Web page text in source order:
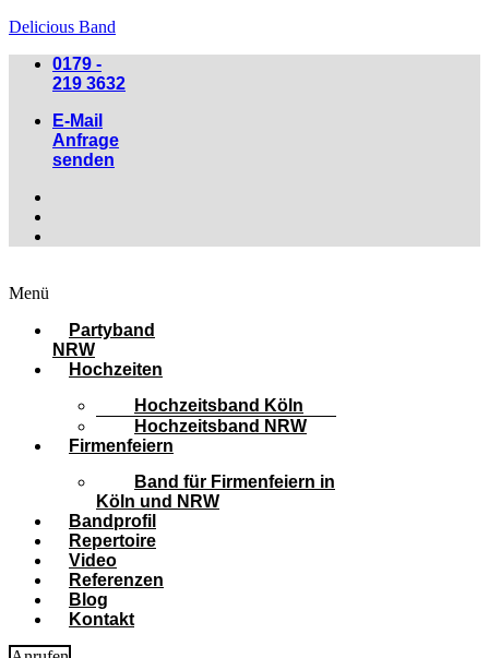
Delicious Band
0179 -
219 3632
E-Mail
Anfrage
senden
Menü
Partyband
NRW
Hochzeiten
Hochzeitsband Köln
Hochzeitsband NRW
Firmenfeiern
Band für Firmenfeiern in
Köln und NRW
Bandprofil
Repertoire
Video
Referenzen
Blog
Kontakt